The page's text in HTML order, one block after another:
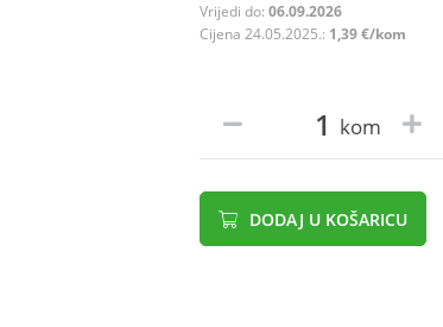
Vrijedi do: 06.09.2026
Cijena 24.05.2025.: 1,39 €/kom
kom
DODAJ U KOŠARICU